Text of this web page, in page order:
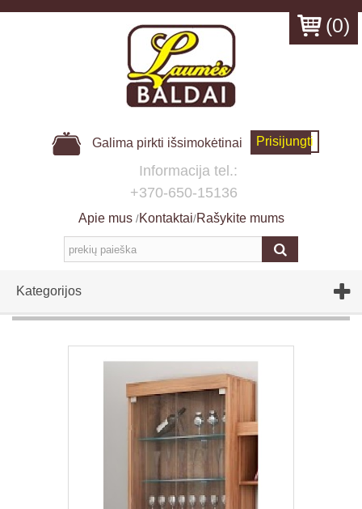
Galima pirkti išsimokėtinai Prisijungti
Informacija tel.:
+370-650-15136
Apie mus /Kontaktai/Rašykite mums
Kategorijos
(0)